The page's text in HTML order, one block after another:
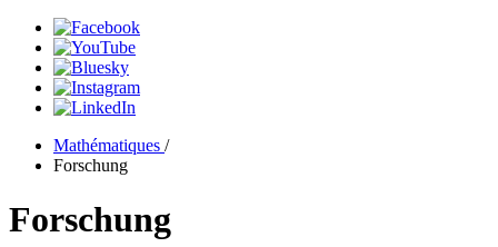
Mathématiques /
Forschung
Forschung